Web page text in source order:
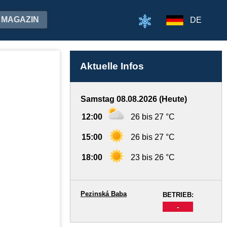
MAGAZIN DE
Aktuelle Infos
Samstag 08.08.2026 (Heute)
12:00 26 bis 27 °C
15:00 26 bis 27 °C
18:00 23 bis 26 °C
BETRIEB:
-
Pezinská Baba